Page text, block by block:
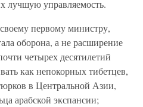
лучшую управляемость.
первому министру,
оборона, а не расширение
четырех десятилетий
как непокорных тибетцев,
в Центральной Азии,
арабской экспансии;